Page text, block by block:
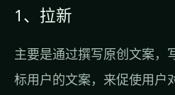
1、拉新
主要是通过撰写原创文案，
标用户的文案，来促使用户